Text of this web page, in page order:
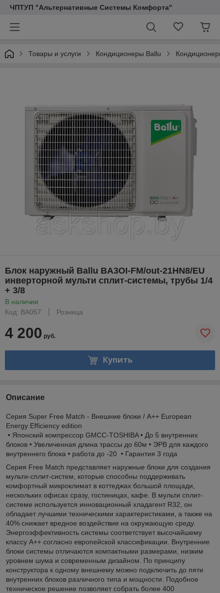
ЧПТУП "Альтернативные Системы Комфорта"
Товары и услуги Кондиционеры Ballu
Блок наружный Ballu BA3OI-FM/out-21HN8/EU
инверторной мульти сплит-системы, трубы 1/4
+ 3/8
В наличии
Код: BA057
Розница
4 200 руб.
Купить
Описание
Cерия Super Free Match - Внешние блоки / A++ European
Energy Efficiency edition
• Японский компрессор GMCC-TOSHIBA • До 5 внутренних
блоков • Увеличенная длина трассы до 60м • ЭРВ для каждого
внутреннего блока • работа до -20 • Гарантия 3 года
Серия Free Match представляет наружные блоки для создания
мульти-сплит-систем, которые способны поддерживать
комфортный микроклимат в коттеджах большой площади,
нескольких офисах сразу, гостиницах, кафе. В мульти сплит-
системе используется инновационный хладагент R32, он
обладает лучшими техническими характеристиками, а также на
40% снижает вредное воздействие на окружающую среду.
Энергоэффективность системы соответствует высочайшему
классу А++ согласно европейской классификации. Внутренние
блоки системы отличаются компактными размерами, низким
уровнем шума и современным дизайном. По принципу
конструктора к одному внешнему можно подключить до пяти
внутренних блоков различного типа и мощности. Подобное
техническое решение позволяет собрать более 400